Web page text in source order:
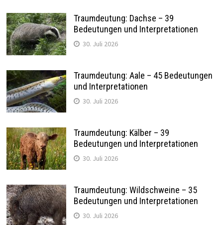
Traumdeutung: Dachse – 39
Bedeutungen und Interpretationen
30. Juli 2026
Traumdeutung: Aale – 45 Bedeutungen
und Interpretationen
30. Juli 2026
Traumdeutung: Kälber – 39
Bedeutungen und Interpretationen
30. Juli 2026
Traumdeutung: Wildschweine – 35
Bedeutungen und Interpretationen
30. Juli 2026